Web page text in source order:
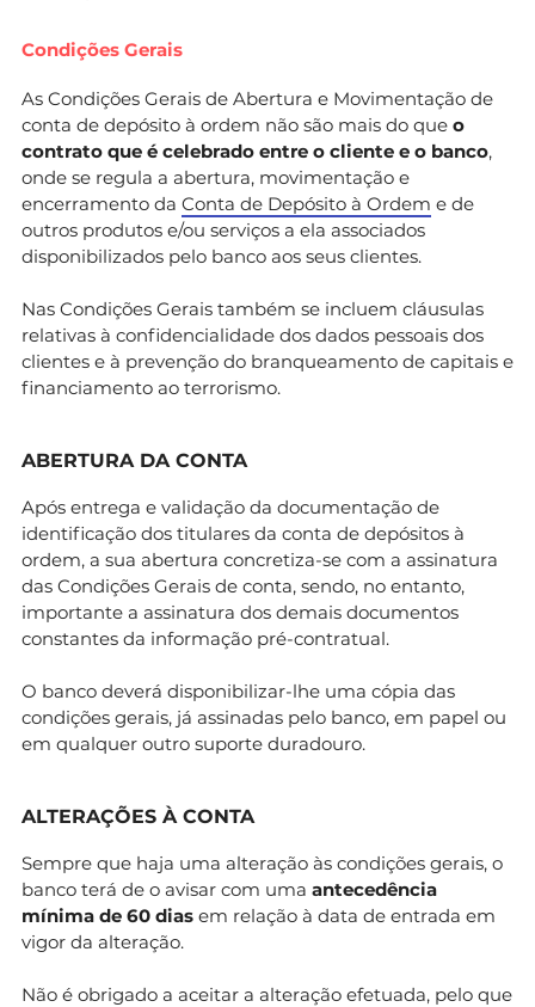
Condições Gerais
As Condições Gerais de Abertura e Movimentação de
conta de depósito à ordem não são mais do que o
contrato que é celebrado entre o cliente e o banco,
onde se regula a abertura, movimentação e
encerramento da Conta de Depósito à Ordem e de
outros produtos e/ou serviços a ela associados
disponibilizados pelo banco aos seus clientes.
Nas Condições Gerais também se incluem cláusulas
relativas à confidencialidade dos dados pessoais dos
clientes e à prevenção do branqueamento de capitais e
financiamento ao terrorismo.
ABERTURA DA CONTA
Após entrega e validação da documentação de
identificação dos titulares da conta de depósitos à
ordem, a sua abertura concretiza-se com a assinatura
das Condições Gerais de conta, sendo, no entanto,
importante a assinatura dos demais documentos
constantes da informação pré-contratual.
O banco deverá disponibilizar-lhe uma cópia das
condições gerais, já assinadas pelo banco, em papel ou
em qualquer outro suporte duradouro.
ALTERAÇÕES À CONTA
Sempre que haja uma alteração às condições gerais, o
banco terá de o avisar com uma antecedência
mínima de 60 dias em relação à data de entrada em
vigor da alteração.
Não é obrigado a aceitar a alteração efetuada, pelo que